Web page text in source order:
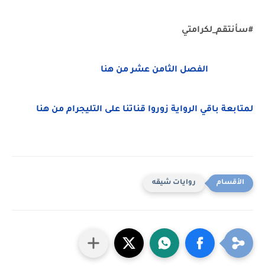
#سأنتقم_لكرامتي
الفصل الثامن عشر من هنا
لمتابعة باقي الرواية زوروا قناتنا على التليجرام من هنا
روايات شيقه